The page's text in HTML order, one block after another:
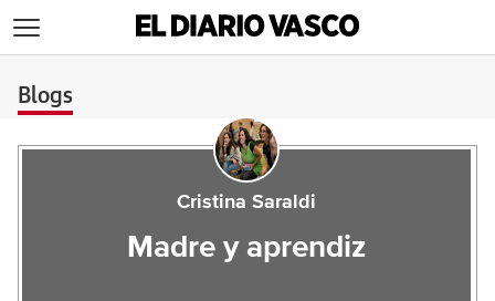
Blogs
Cristina Saraldi
Madre y aprendiz